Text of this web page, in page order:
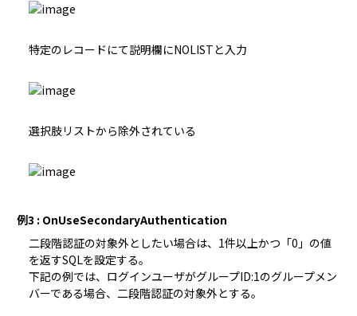
特定のレコードにて説明欄にNOLISTと入力
選択肢リストから除外されている
例3 : OnUseSecondaryAuthentication
二段階認証の対象外としたい場合は、1件以上かつ「0」の値
を返すSQLを設定する。
下記の例では、ログインユーザがグループID:1のグループメン
バーである場合、二段階認証の対象外とする。